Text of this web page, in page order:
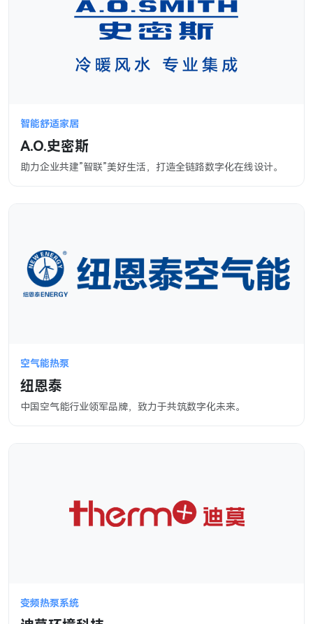
智能舒适家居
A.O.史密斯
助力企业共建”智联”美好生活，打造全链路数字化在线设计。
空气能热泵
纽恩泰
中国空气能行业领军品牌，致力于共筑数字化未来。
变频热泵系统